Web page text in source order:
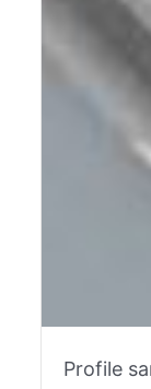
Profile